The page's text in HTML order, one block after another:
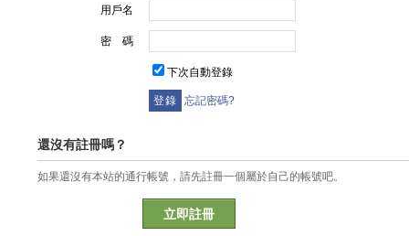
用戶名
密 碼
下次自動登錄
忘記密碼?
還沒有註冊嗎？
如果還沒有本站的通行帳號，請先註冊一個屬於自己的帳號吧。
立即註冊